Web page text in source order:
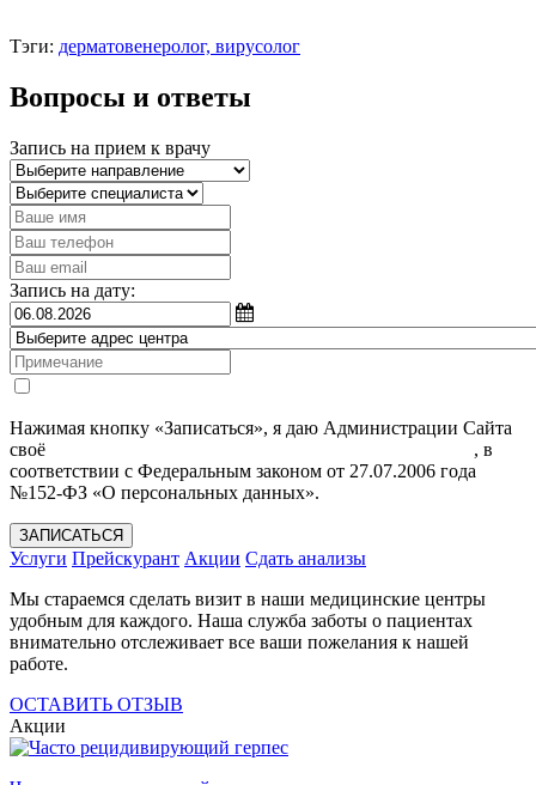
Тэги: дерматовенеролог, вирусолог
Вопросы и ответы
Запись на прием к врачу
Запись на дату:
Нажимая кнопку «Записаться», я даю Администрации Сайта
своё
, в
соответствии с Федеральным законом от 27.07.2006 года
№152-ФЗ «О персональных данных».
ЗАПИСАТЬСЯ
Услуги Прейскурант Акции Сдать анализы
Мы стараемся сделать визит в наши медицинские центры
удобным для каждого. Наша служба заботы о пациентах
внимательно отслеживает все ваши пожелания к нашей
работе.
ОСТАВИТЬ ОТЗЫВ
Акции